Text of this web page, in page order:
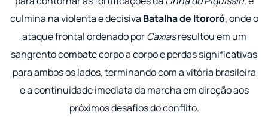
culmina na violenta e decisiva Batalha de Itororó, onde o
ataque frontal ordenado porCaxiasresultou em um
sangrento combate corpo a corpo e perdas significativas
para ambos os lados, terminando com a vitória brasileira
e a continuidade imediata da marcha em direção aos
próximos desafios do conflito.